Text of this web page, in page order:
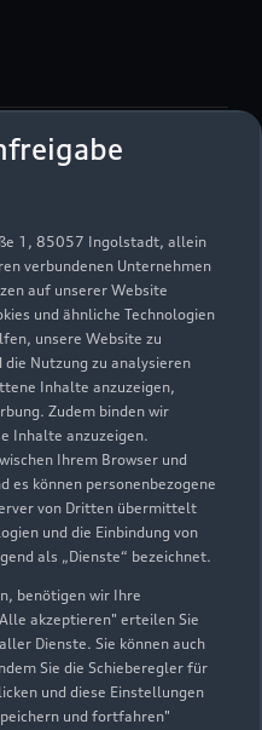
1, 85057 Ingolstadt, allein
verbundenen Unternehmen
auf unserer Website
und ähnliche Technologien
unsere Website zu
Nutzung zu analysieren
Inhalte anzuzeigen,
Zudem binden wir
Inhalte anzuzeigen.
Ihrem Browser und
es können personenbezogene
von Dritten übermittelt
und die Einbindung von
als „Dienste“ bezeichnet.
benötigen wir Ihre
akzeptieren" erteilen Sie
Dienste. Sie können auch
Sie die Schieberegler für
und diese Einstellungen
und fortfahren"
Montag 08:00
Montag 07:30